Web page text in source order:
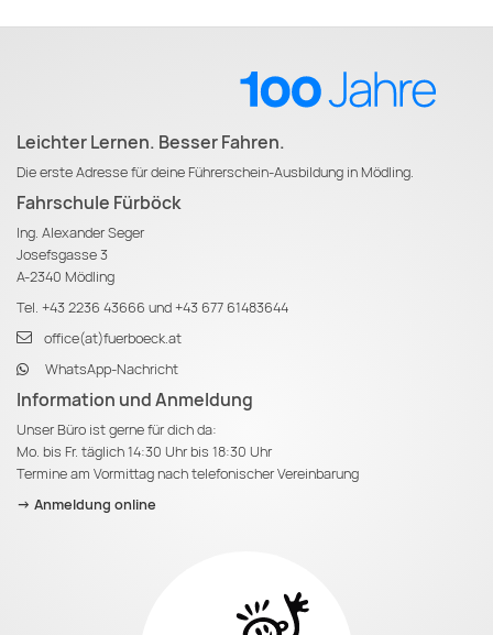
Leichter Lernen. Besser Fahren.
Die erste Adresse für deine Führerschein-Ausbildung in Mödling.
Fahrschule Fürböck
Ing. Alexander Seger
Josefsgasse 3
A-2340 Mödling
Tel. +43 2236 43666 und+43 677 61483644
office(at)fuerboeck.at
WhatsApp-Nachricht
Information und Anmeldung
Unser Büro ist gerne für dich da:
Mo. bis Fr. täglich 14:30 Uhr bis 18:30 Uhr
Termine am Vormittag nach telefonischer Vereinbarung
-> Anmeldung online